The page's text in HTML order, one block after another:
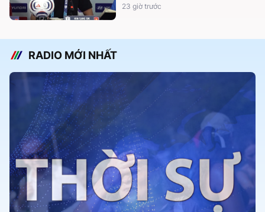
23 giờ trước
RADIO MỚI NHẤT